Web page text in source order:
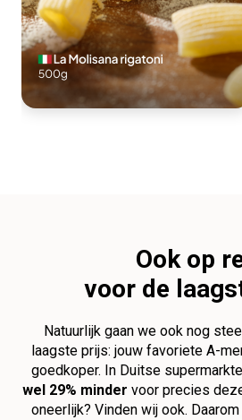
Ook op
voor de
Natuurlijk gaan we ook nog
laagste prijs: jouw favoriete A-
goedkoper. In Duitse
wel 29% minder voor precies
oneerlijk? Vinden wij ook.